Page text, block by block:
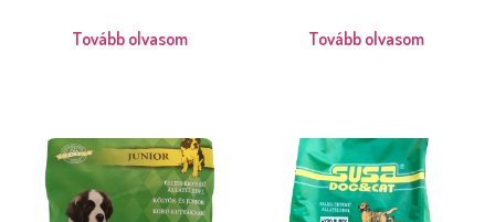
Tovább olvasom Tovább olvasom